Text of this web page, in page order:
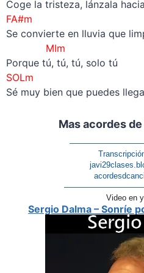
Coge la tristeza, lánzala
FA#m
Se convierte en lluvia que
MIm
Porque tú, tú, tú, solo tú
SOLm
Sé muy bien que puedes
Mas acordes
Video en
Sergio Dalma – Sonríe